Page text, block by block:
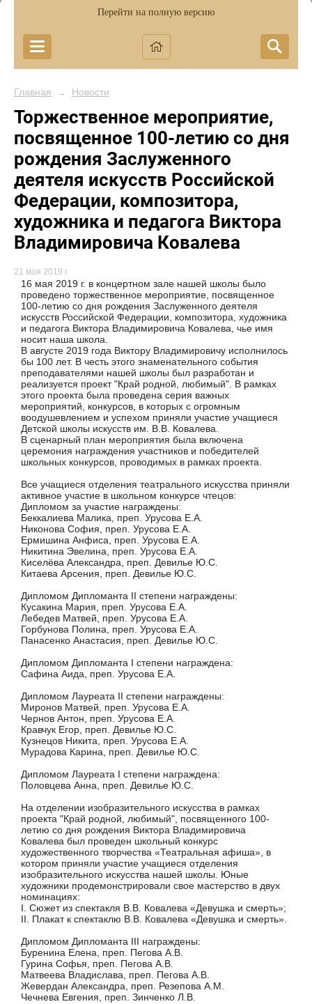
Перейти на полную версию
Главная → Новости
Торжественное мероприятие,
посвященное 100-летию со дня
рождения Заслуженного
деятеля искусств Российской
Федерации, композитора,
художника и педагога Виктора
Владимировича Ковалева
21 мая 2019 г.
16 мая 2019 г. в концертном зале нашей школы было
проведено торжественное мероприятие, посвященное
100-летию со дня рождения Заслуженного деятеля
искусств Российской Федерации, композитора, художника
и педагога Виктора Владимировича Ковалева, чье имя
носит наша школа.
В августе 2019 года Виктору Владимировичу исполнилось
бы 100 лет. В честь этого знаменательного события
преподавателями нашей школы был разработан и
реализуется проект "Край родной, любимый". В рамках
этого проекта была проведена серия важных
мероприятий, конкурсов, в которых с огромным
воодушевлением и успехом приняли участие учащиеся
Детской школы искусств им. В.В. Ковалева.
В сценарный план мероприятия была включена
церемония награждения участников и победителей
школьных конкурсов, проводимых в рамках проекта.
Все учащиеся отделения театрального искусства приняли
активное участие в школьном конкурсе чтецов:
Дипломом за участие награждены:
Беккалиева Малика, преп. Урусова Е.А.
Никонова София, преп. Урусова Е.А.
Ермишина Анфиса, преп. Урусова Е.А.
Никитина Эвелина, преп. Урусова Е.А.
Киселёва Александра, преп. Девилье Ю.С.
Китаева Арсения, преп. Девилье Ю.С.
Дипломом Дипломанта II степени награждены:
Кусакина Мария, преп. Урусова Е.А.
Лебедев Матвей, преп. Урусова Е.А.
Горбунова Полина, преп. Урусова Е.А.
Панасенко Анастасия, преп. Девилье Ю.С.
Дипломом Дипломанта I степени награждена:
Сафина Аида, преп. Урусова Е.А.
Дипломом Лауреата II степени награждены:
Миронов Матвей, преп. Урусова Е.А.
Чернов Антон, преп. Урусова Е.А.
Кравчук Егор, преп. Девилье Ю.С.
Кузнецов Никита, преп. Урусова Е.А.
Мурадова Карина, преп. Девилье Ю.С.
Дипломом Лауреата I степени награждена:
Половцева Анна, преп. Девилье Ю.С.
На отделении изобразительного искусства в рамках
проекта "Край родной, любимый", посвященного 100-
летию со дня рождения Виктора Владимировича
Ковалева был проведен школьный конкурс
художественного творчества «Театральная афиша», в
котором приняли участие учащиеся отделения
изобразительного искусства нашей школы. Юные
художники продемонстрировали свое мастерство в двух
номинациях:
I. Сюжет из спектакля В.В. Ковалева «Девушка и смерть»;
II. Плакат к спектаклю В.В. Ковалева «Девушка и смерть».
Дипломом Дипломанта III награждены:
Буренина Елена, преп. Пегова А.В.
Гурина Софья, преп. Пегова А.В.
Матвеева Владислава, преп. Пегова А.В.
Жевердан Александра, преп. Резепова А.М.
Чечнева Евгения, преп. Зинченко Л.В.